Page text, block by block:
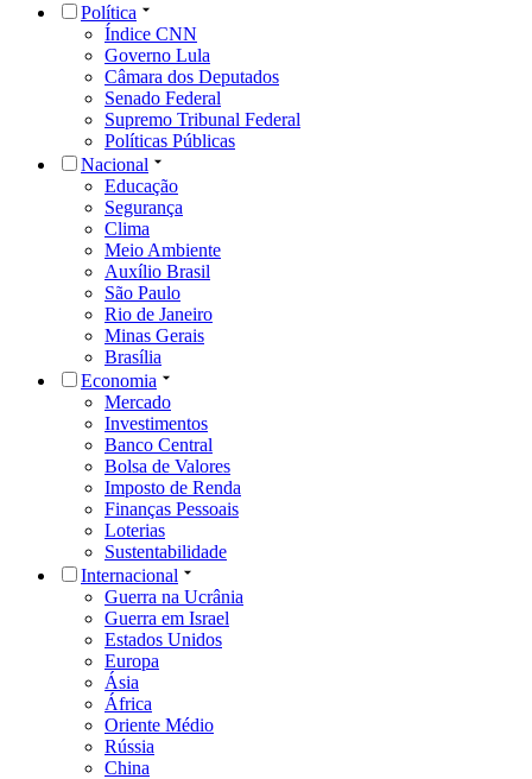
Política
Índice CNN
Governo Lula
Câmara dos Deputados
Senado Federal
Supremo Tribunal Federal
Políticas Públicas
Nacional
Educação
Segurança
Clima
Meio Ambiente
Auxílio Brasil
São Paulo
Rio de Janeiro
Minas Gerais
Brasília
Economia
Mercado
Investimentos
Banco Central
Bolsa de Valores
Imposto de Renda
Finanças Pessoais
Loterias
Sustentabilidade
Internacional
Guerra na Ucrânia
Guerra em Israel
Estados Unidos
Europa
Ásia
África
Oriente Médio
Rússia
China